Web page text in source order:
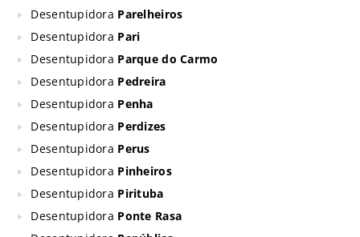
Desentupidora Parelheiros
Desentupidora Pari
Desentupidora Parque do Carmo
Desentupidora Pedreira
Desentupidora Penha
Desentupidora Perdizes
Desentupidora Perus
Desentupidora Pinheiros
Desentupidora Pirituba
Desentupidora Ponte Rasa